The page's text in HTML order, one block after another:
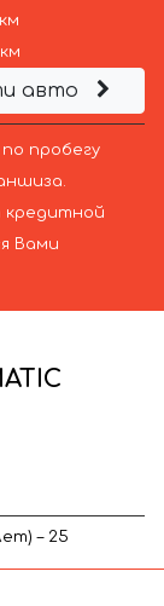
авто
пробегу
кредитной
Вами
– 25